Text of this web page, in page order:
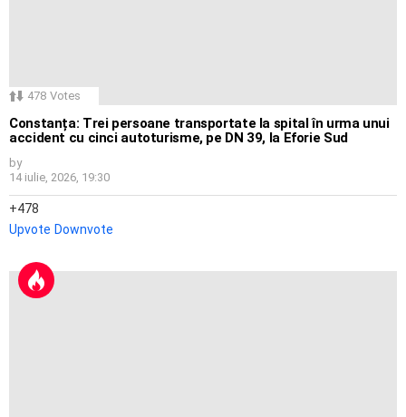
478 Votes
Constanța: Trei persoane transportate la spital în urma unui
accident cu cinci autoturisme, pe DN 39, la Eforie Sud
by
14 iulie, 2026, 19:30
478
Upvote Downvote